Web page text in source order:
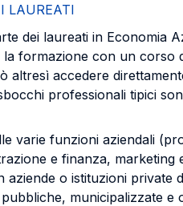
LAUREATI
dei laureati in Economia
formazione con un corso
altresì accedere
professionali tipici
varie funzioni aziendali
e finanza, marketing
aziende o istituzioni private
municipalizzate e